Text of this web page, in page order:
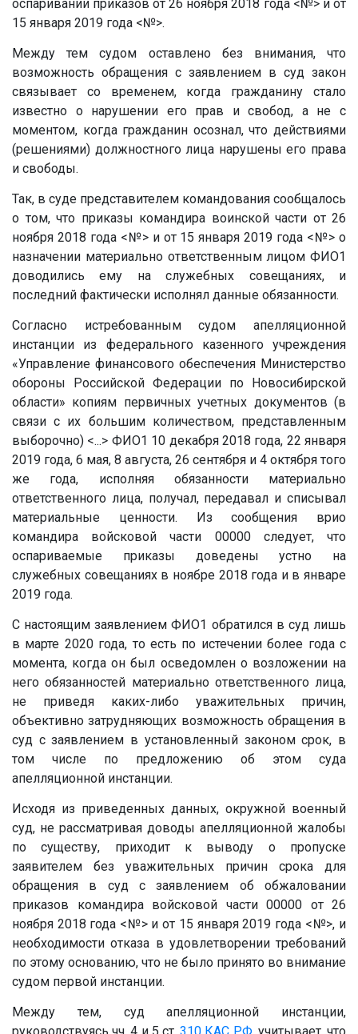
оспаривании приказов от 26 ноября 2018 года <№>и от
15 января 2019 года <№>.
Между тем судом оставлено без внимания, что
возможность обращения с заявлением в суд закон
связывает со временем, когда гражданину стало
известно о нарушении его прав и свобод, а не с
моментом, когда гражданин осознал, что действиями
(решениями) должностного лица нарушены его права
и свободы.
Так, в суде представителем командования сообщалось
о том, что приказы командира воинской части от 26
ноября 2018 года <№>и от 15 января 2019 года <№> о
назначении материально ответственным лицом ФИО1
доводились ему на служебных совещаниях, и
последний фактически исполнял данные обязанности.
Согласно истребованным судом апелляционной
инстанции из федерального казенного учреждения
«Управление финансового обеспечения Министерство
обороны Российской Федерации по Новосибирской
области» копиям первичных учетных документов (в
связи с их большим количеством, представленным
выборочно) <...> ФИО1 10 декабря 2018 года, 22 января
2019 года, 6 мая, 8 августа, 26 сентября и 4 октября того
же года, исполняя обязанности материально
ответственного лица, получал, передавал и списывал
материальные ценности. Из сообщения врио
командира войсковой части 00000следует, что
оспариваемые приказы доведены устно на
служебных совещаниях в ноябре 2018 года и в январе
2019 года.
С настоящим заявлением ФИО1 обратился в суд лишь
в марте 2020 года, то есть по истечении более года с
момента, когда он был осведомлен о возложении на
него обязанностей материально ответственного лица,
не приведя каких-либо уважительных причин,
объективно затрудняющих возможность обращения в
суд с заявлением в установленный законом срок, в
том числе по предложению об этом суда
апелляционной инстанции.
Исходя из приведенных данных, окружной военный
суд, не рассматривая доводы апелляционной жалобы
по существу, приходит к выводу о пропуске
заявителем без уважительных причин срока для
обращения в суд с заявлением об обжаловании
приказов командира войсковой части 00000 от 26
ноября 2018 года <№>и от 15 января 2019 года <№>, и
необходимости отказа в удовлетворении требований
по этому основанию, что не было принято во внимание
судом первой инстанции.
Между тем, суд апелляционной инстанции,